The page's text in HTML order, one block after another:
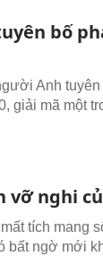
bố
Anh
giải mã một
vỡ nghi
tích mang
bất ngờ mới